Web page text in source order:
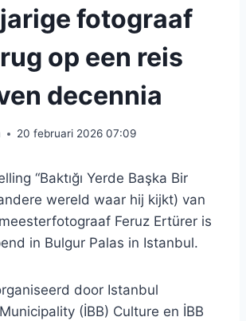
fotograaf
op een reis
decennia
20 februari 2026 07:09
“Baktığı Yerde Başka Bir
wereld waar hij kijkt) van
Feruz Ertürer is
in Bulgur Palas in Istanbul.
door Istanbul
(İBB) Culture en İBB